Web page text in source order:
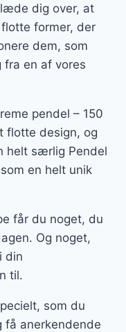
dig over, at
former, der
dem, som
fra en af vores
pendel – 150
flotte design, og
helt særlig Pendel
en helt unik
får du noget, du
Og noget,
din
til.
som du
få anerkendende